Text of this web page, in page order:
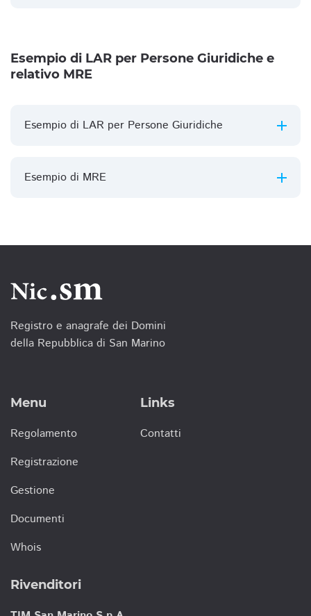
Esempio di LAR per Persone Giuridiche e
relativo MRE
Esempio di LAR per Persone Giuridiche
Esempio di MRE
Registro e anagrafe dei Domini
della Repubblica di San Marino
Menu
Regolamento
Registrazione
Gestione
Documenti
Whois
Links
Contatti
Rivenditori